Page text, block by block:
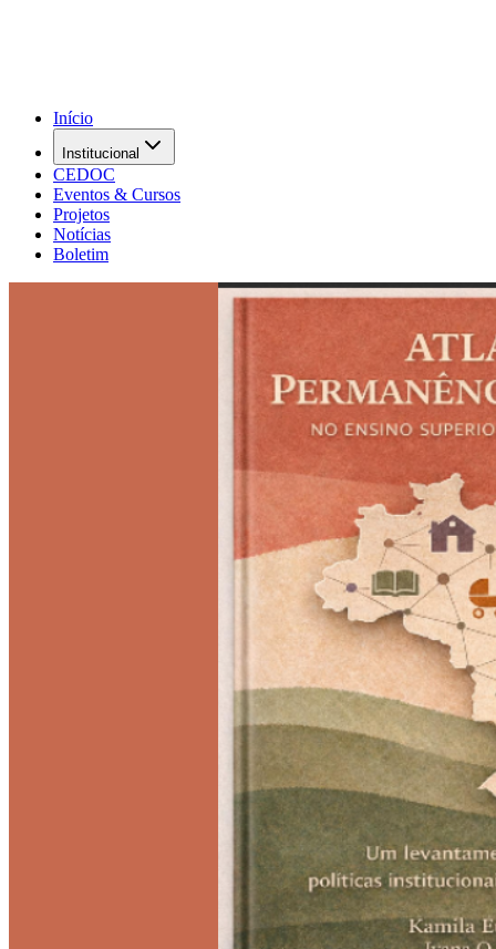
Início
Institucional
CEDOC
Eventos & Cursos
Projetos
Notícias
Boletim